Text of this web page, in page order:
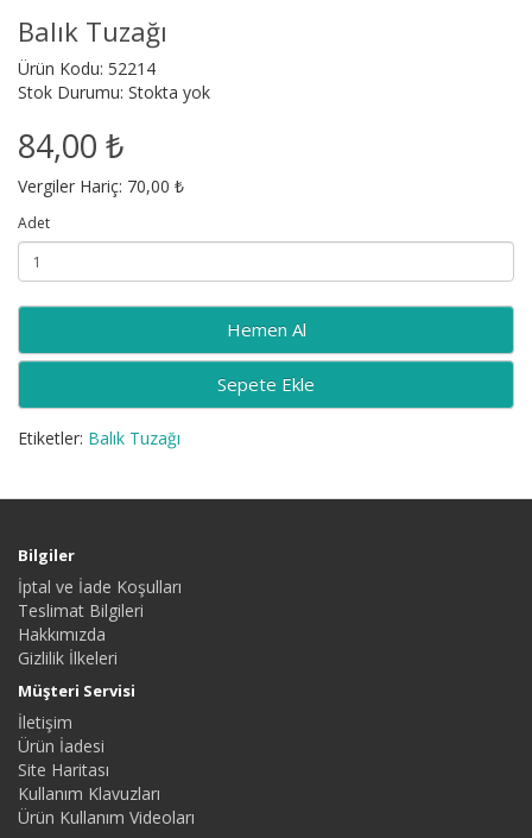
Balık Tuzağı
Ürün Kodu: 52214
Stok Durumu: Stokta yok
84,00 ₺
Vergiler Hariç: 70,00 ₺
Adet
Sepete Ekle
Etiketler: Balık Tuzağı
Bilgiler
İptal ve İade Koşulları
Teslimat Bilgileri
Hakkımızda
Gizlilik İlkeleri
Müşteri Servisi
İletişim
Ürün İadesi
Site Haritası
Kullanım Klavuzları
Ürün Kullanım Videoları